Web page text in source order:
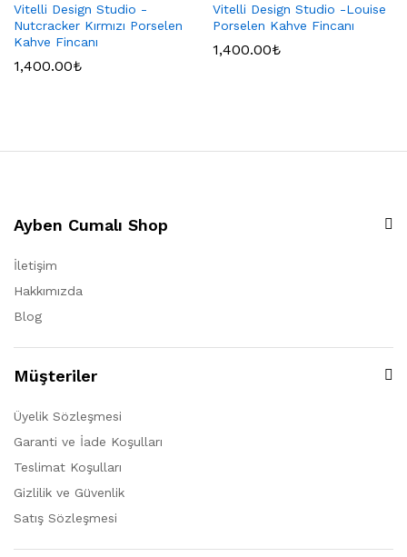
Vitelli Design Studio -
Nutcracker Kırmızı Porselen
Kahve Fincanı
1,400.00₺
Vitelli Design Studio -Louise
Porselen Kahve Fincanı
1,400.00₺
Ayben Cumalı Shop
İletişim
Hakkımızda
Blog
Müşteriler
Üyelik Sözleşmesi
Garanti ve İade Koşulları
Teslimat Koşulları
Gizlilik ve Güvenlik
Satış Sözleşmesi